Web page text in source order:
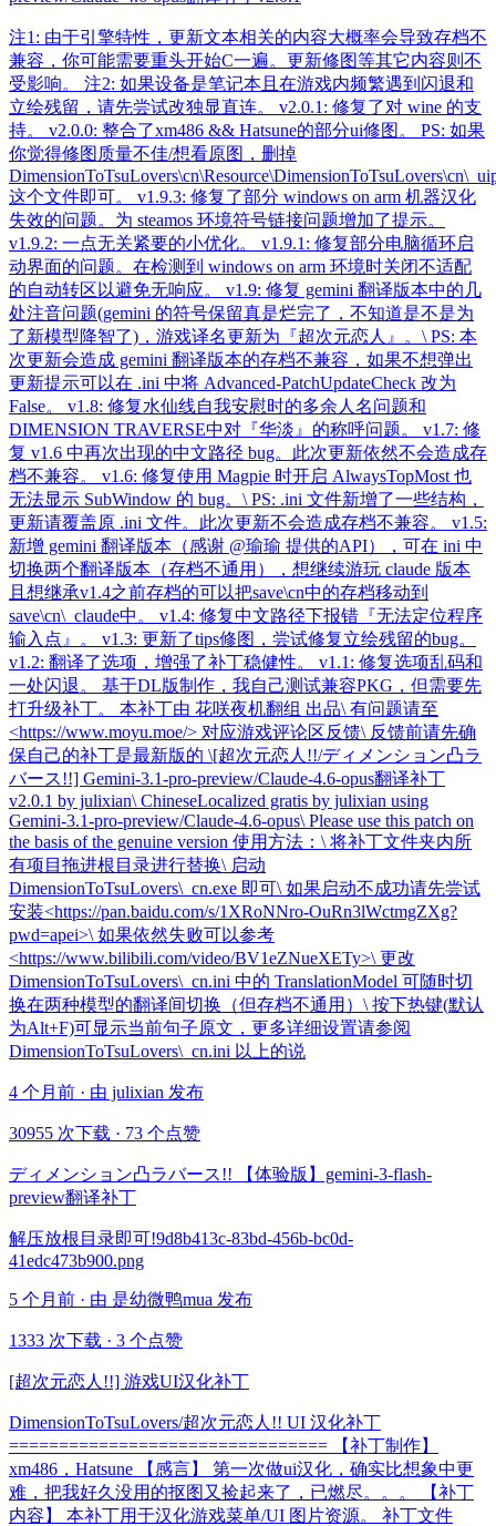
注1: 由于引擎特性，更新文本相关的内容大概率会导致存档不
兼容，你可能需要重头开始C一遍。更新修图等其它内容则不
受影响。 注2: 如果设备是笔记本且在游戏内频繁遇到闪退和
立绘残留，请先尝试改独显直连。 v2.0.1: 修复了对 wine 的支
持。 v2.0.0: 整合了xm486 && Hatsune的部分ui修图。 PS: 如果
你觉得修图质量不佳/想看原图，删掉
这个文件即可。 v1.9.3: 修复了部分 windows on arm 机器汉化
失效的问题。为 steamos 环境符号链接问题增加了提示。
v1.9.2: 一点无关紧要的小优化。 v1.9.1: 修复部分电脑循环启
动界面的问题。在检测到 windows on arm 环境时关闭不适配
的自动转区以避免无响应。 v1.9: 修复 gemini 翻译版本中的几
处注音问题(gemini 的符号保留真是烂完了，不知道是不是为
了新模型降智了)，游戏译名更新为『超次元恋人』。\ PS: 本
次更新会造成 gemini 翻译版本的存档不兼容，如果不想弹出
更新提示可以在 .ini 中将 Advanced-PatchUpdateCheck 改为
False。 v1.8: 修复水仙线自我安慰时的多余人名问题和
DIMENSION TRAVERSE中对『华淡』的称呼问题。 v1.7: 修
复 v1.6 中再次出现的中文路径 bug。此次更新依然不会造成存
档不兼容。 v1.6: 修复使用 Magpie 时开启 AlwaysTopMost 也
无法显示 SubWindow 的 bug。\ PS: .ini 文件新增了一些结构，
更新请覆盖原 .ini 文件。此次更新不会造成存档不兼容。 v1.5:
新增 gemini 翻译版本（感谢 @瑜瑜 提供的API），可在 ini 中
切换两个翻译版本（存档不通用），想继续游玩 claude 版本
且想继承v1.4之前存档的可以把save\cn中的存档移动到
save\cn\_claude中。 v1.4: 修复中文路径下报错『无法定位程序
输入点』。 v1.3: 更新了tips修图，尝试修复立绘残留的bug。
v1.2: 翻译了选项，增强了补丁稳健性。 v1.1: 修复选项乱码和
一处闪退。 基于DL版制作，我自己测试兼容PKG，但需要先
打升级补丁。 本补丁由 花咲夜机翻组 出品\ 有问题请至
<https://www.moyu.moe/> 对应游戏评论区反馈\ 反馈前请先确
保自己的补丁是最新版的 \[超次元恋人!!/ディメンション凸ラ
バース!!] Gemini-3.1-pro-preview/Claude-4.6-opus翻译补丁
v2.0.1 by julixian\ ChineseLocalized gratis by julixian using
Gemini-3.1-pro-preview/Claude-4.6-opus\ Please use this patch on
the basis of the genuine version 使用方法：\ 将补丁文件夹内所
有项目拖进根目录进行替换\ 启动
DimensionToTsuLovers\_cn.exe 即可\ 如果启动不成功请先尝试
安装<https://pan.baidu.com/s/1XRoNNro-OuRn3lWctmgZXg?
pwd=apei>\ 如果依然失败可以参考
<https://www.bilibili.com/video/BV1eZNueXETy>\ 更改
DimensionToTsuLovers\_cn.ini 中的 TranslationModel 可随时切
换在两种模型的翻译间切换（但存档不通用）\ 按下热键(默认
为Alt+F)可显示当前句子原文，更多详细设置请参阅
DimensionToTsuLovers\_cn.ini 以上的说
4 个月前 · 由 julixian 发布
30955 次下载 · 73 个点赞
ディメンション凸ラバース!! 【体验版】gemini-3-flash-
preview翻译补丁
解压放根目录即可!9d8b413c-83bd-456b-bc0d-
41edc473b900.png
5 个月前 · 由 是幼微鸭mua 发布
1333 次下载 · 3 个点赞
[超次元恋人!!] 游戏UI汉化补丁
DimensionToTsuLovers/超次元恋人!! UI 汉化补丁
================================ 【补丁制作】
xm486，Hatsune 【感言】 第一次做ui汉化，确实比想象中更
难，把我好久没用的抠图又捡起来了，已燃尽。。。 【补丁
内容】 本补丁用于汉化游戏菜单/UI 图片资源。 补丁文件